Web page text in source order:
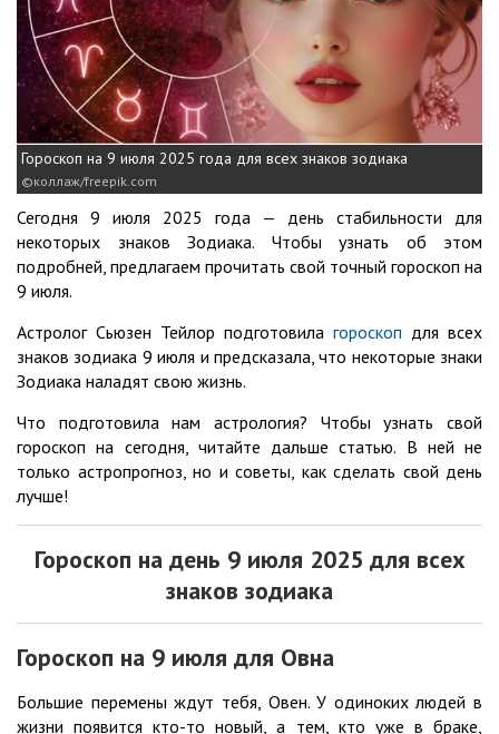
Гороскоп на 9 июля 2025 года для всех знаков зодиака
коллаж/freepik.com
Сегодня 9 июля 2025 года — день стабильности для
некоторых знаков Зодиака. Чтобы узнать об этом
подробней, предлагаем прочитать свой точный гороскоп на
9 июля.
Астролог Сьюзен Тейлор подготовила гороскоп для всех
знаков зодиака 9 июля и предсказала, что некоторые знаки
Зодиака наладят свою жизнь.
Что подготовила нам астрология? Чтобы узнать свой
гороскоп на сегодня, читайте дальше статью. В ней не
только астропрогноз, но и советы, как сделать свой день
лучше!
Гороскоп на день 9 июля 2025 для всех
знаков зодиака
Гороскоп на 9 июля для Овна
Большие перемены ждут тебя, Овен. У одиноких людей в
жизни появится кто-то новый, а тем, кто уже в браке,